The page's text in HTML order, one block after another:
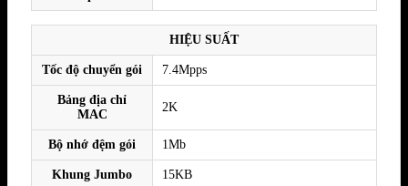
HIỆU SUẤT
Tốc độ chuyển gói 7.4Mpps
Bảng địa chỉ
MAC
2K
Bộ nhớ đệm gói 1Mb
Khung Jumbo 15KB